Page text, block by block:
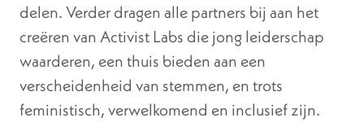
delen. Verder dragen alle partners bij aan het
creëren van Activist Labs die jong leiderschap
waarderen, een thuis bieden aan een
verscheidenheid van stemmen, en trots
feministisch, verwelkomend en inclusief zijn.